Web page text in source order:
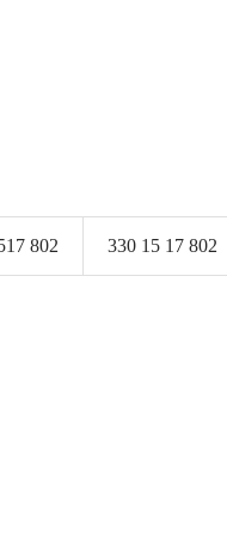
802 330 15 17 802